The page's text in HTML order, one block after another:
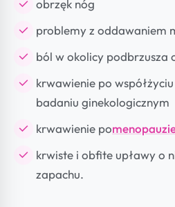
obrzęk nóg
problemy z oddawaniem
ból w okolicy podbrzusza
krwawienie po
badaniu ginekologicznym
krwawienie po
krwiste i obfite upławy o
zapachu.